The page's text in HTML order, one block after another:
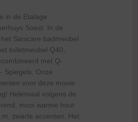
in de Etalage
Soest. In de
Sanicare badmeubel
toiletmeubel Q40,
met Q-
Spiegels. Onze
voor deze mooie
Helemaal volgens de
mooi warme hout
zwarte accenten. Het